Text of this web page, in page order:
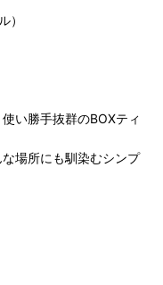
）
い勝手抜群のBOXティ
場所にも馴染むシンプ